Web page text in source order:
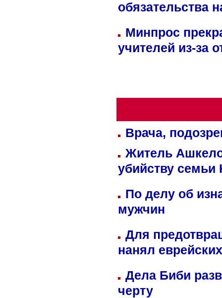
обязательства
Минпрос
учителей из-за
Врача,
Житель
убийству семьи
По делу об
мужчин
Для
нанял
Дела Биби